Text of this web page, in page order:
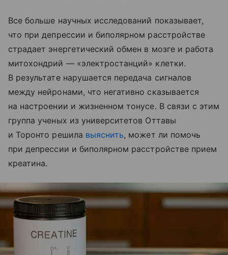
Все больше научных исследований показывает,
что при депрессии и биполярном расстройстве
страдает энергетический обмен в мозге и работа
митохондрий — «электростанций» клетки.
В результате нарушается передача сигналов
между нейронами, что негативно сказывается
на настроении и жизненном тонусе. В связи с этим
группа ученых из университетов Оттавы
и Торонто решила выяснить, может ли помочь
при депрессии и биполярном расстройстве прием
креатина.